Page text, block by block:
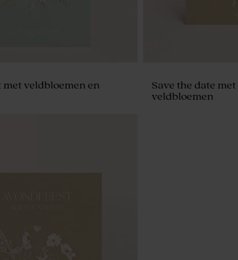
veldbloemen en
Save the date
veldbloemen